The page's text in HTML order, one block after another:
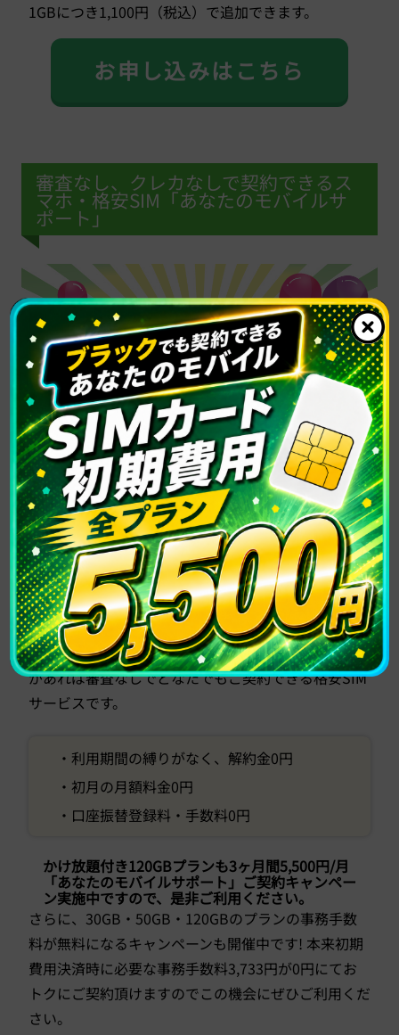
1GBにつき1,100円（税込）で追加できます。
お申し込みはこちら
審査なし、クレカなしで契約できるス
マホ・格安SIM「あなたのモバイルサ
ポート」
最安プランのデータ容量業界水準の3
倍！かけ放題付き3GBプラン3,300円（税
込）
あなたのモバイルサポートは、身分証明書と銀行口座
があれば審査なしでどなたでもご契約できる格安SIM
サービスです。
・利用期間の縛りがなく、解約金0円
・初月の月額料金0円
・口座振替登録料・手数料0円
かけ放題付き120GBプランも3ヶ月間5,500円/月
「あなたのモバイルサポート」ご契約キャンペー
ン実施中ですので、是非ご利用ください。
さらに、30GB・50GB・120GBのプランの事務手数
料が無料になるキャンペーンも開催中です! 本来初期
費用決済時に必要な事務手数料3,733円が0円にてお
トクにご契約頂けますのでこの機会にぜひご利用くだ
さい。